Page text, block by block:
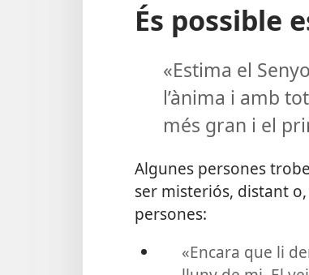
És possible
«Estima el
l’ànima i amb
més gran i el
Algunes persones
ser misteriós, distant
persones:
«Encara que li